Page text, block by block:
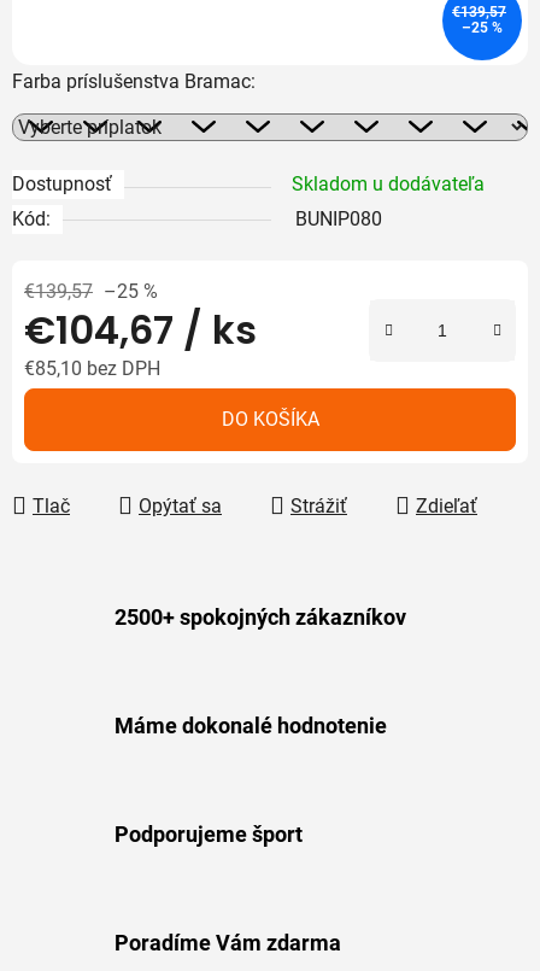
Farba príslušenstva Bramac:
Dostupnosť
Skladom u dodávateľa
Kód:
BUNIP080
€139,57 –25 %
€104,67 / ks
€85,10 bez DPH
DO KOŠÍKA
Tlač Opýtať sa Strážiť Zdieľať
€139,57
–25 %
2500+ spokojných zákazníkov
Máme dokonalé hodnotenie
Podporujeme šport
Poradíme Vám zdarma